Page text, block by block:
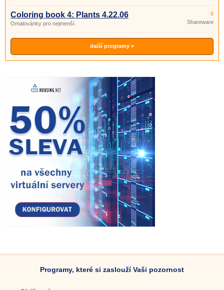
Coloring book 4: Plants 4.22.06
Omalovánky pro nejmenší.
6
Shareware
další programy »
Programy, které si zaslouží Vaši pozornost